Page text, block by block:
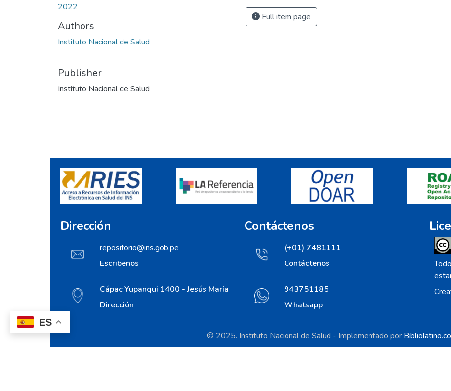
ES
2022
Authors
Instituto Nacional de Salud
Publisher
Instituto Nacional de Salud
Full item page
Dirección
repositorio@ins.gob.pe
Escribenos
Cápac Yupanqui 1400 - Jesús María
Dirección
Contáctenos
(+01) 7481111
Contáctenos
943751185
Whatsapp
© 2025. Instituto Nacional de Salud - Implementado por